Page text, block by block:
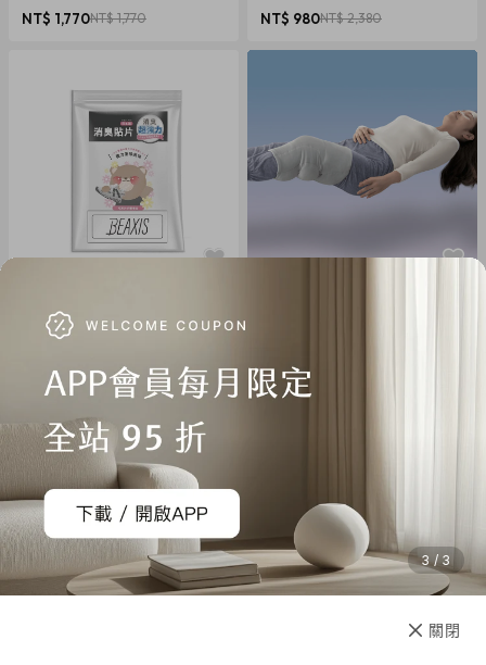
NT$ 1,770NT$ 1,770 NT$ 980NT$ 2,380
消臭貼片(10入)
NT$ 590NT$ 690
NT$ 3,780
3 / 3
關閉